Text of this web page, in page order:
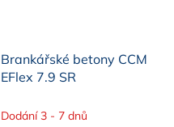
Brankářské betony CCM
EFlex 7.9 SR
Dodání 3 - 7 dnů